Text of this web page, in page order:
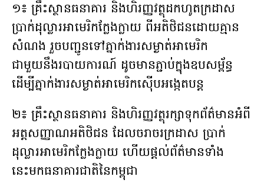
១៖ គ្រឹះស្ថានធនាគារ និងហិរញ្ញវត្ថុដកហូតក្រដាស
ប្រាក់ដុល្លារអាមេរិកក្លែងក្លាយ ពីអតិថិជនដោយគ្មាន
សំណង រួចបញ្ជូនទៅភ្នាក់ងារសម្ងាត់អាមេរិក
ជាមួយនឹងរបាយការណ៍ ដូចមានភ្ជាប់ក្នុងឧបសម្ព័ន្ធ
ដើម្បីភ្នាក់ងារសម្ងាត់អាមេរិកស៊ើបអង្កេតបន្ត
២៖ គ្រឹះស្ថានធនាគារ និងហិរញ្ញវត្ថុរក្សាទុកព័ត៌មានអំពី
អត្តសញ្ញាណអតិថិជន ដែលចរាចរក្រដាស ប្រាក់
ដុល្លារអាមេរិកក្លែងក្លាយ ហើយផ្តល់ព័ត៌មានទាំង
នេះមកធនាគារជាតិនៃកម្ពុជា